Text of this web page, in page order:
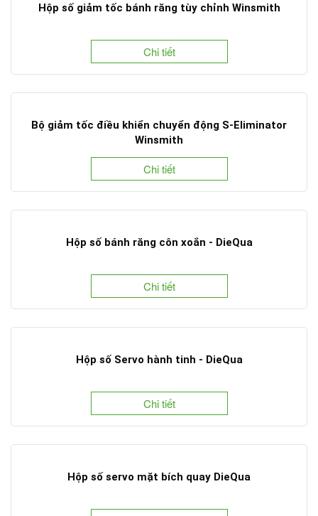
Hộp số giảm tốc bánh răng tùy chỉnh Winsmith
Chi tiết
Bộ giảm tốc điều khiển chuyển động S-Eliminator
Winsmith
Chi tiết
Hộp số bánh răng côn xoắn - DieQua
Chi tiết
Hộp số Servo hành tinh - DieQua
Chi tiết
Hộp số servo mặt bích quay DieQua